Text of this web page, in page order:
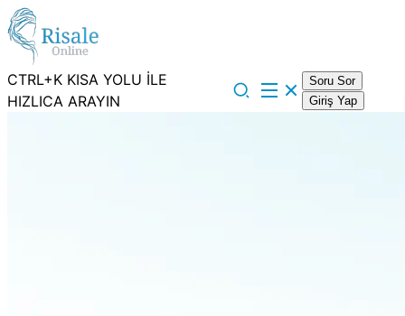
CTRL+K KISA YOLU İLE
HIZLICA ARAYIN
Soru Sor
Giriş Yap